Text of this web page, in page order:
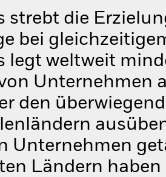
strebt die
bei
legt weltweit
Unternehmen
den
Unternehmen
Ländern haben